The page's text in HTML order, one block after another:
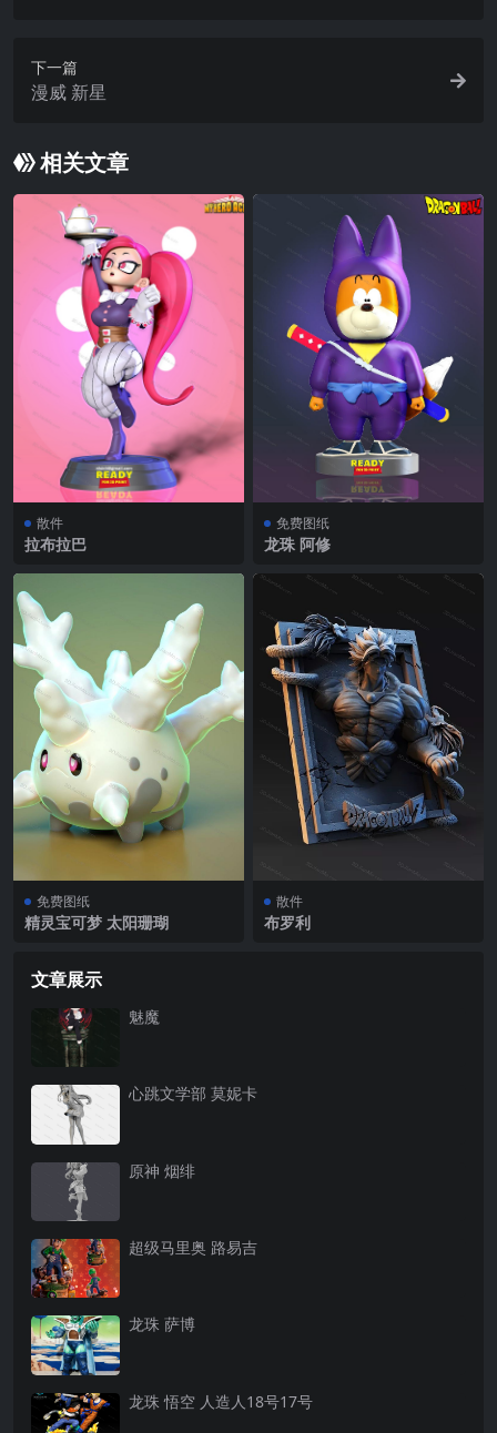
下一篇
漫威 新星
相关文章
散件
拉布拉巴
免费图纸
龙珠 阿修
免费图纸
精灵宝可梦 太阳珊瑚
散件
布罗利
文章展示
魅魔
心跳文学部 莫妮卡
原神 烟绯
超级马里奥 路易吉
龙珠 萨博
龙珠 悟空 人造人18号17号